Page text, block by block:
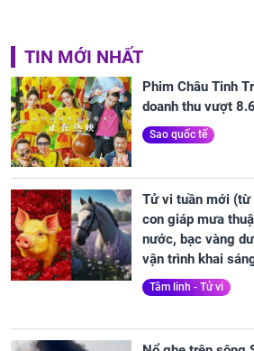
TIN MỚI NHẤT
Phim Châu Tinh
doanh thu vượt
Sao quốc tế
Tử vi tuần mới
con giáp mưa
nước, bạc vàng
vận trình khai
Tâm linh - Tử vi